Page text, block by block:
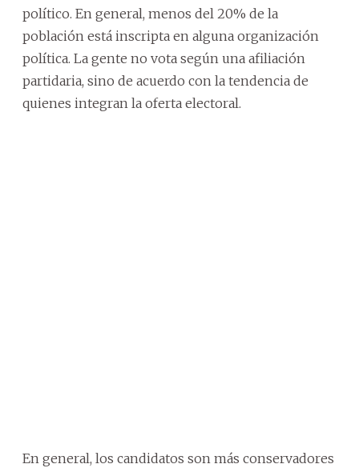
político. En general, menos del 20% de la
población está inscripta en alguna organización
política. La gente no vota según una afiliación
partidaria, sino de acuerdo con la tendencia de
quienes integran la oferta electoral.
En general, los candidatos son más conservadores